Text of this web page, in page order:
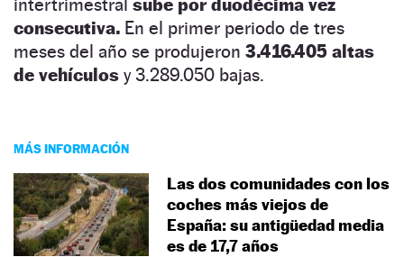
intertrimestral sube por duodécima vez
consecutiva. En el primer periodo de tres
meses del año se produjeron 3.416.405 altas
de vehículos y 3.289.050 bajas.
MÁS INFORMACIÓN
Las dos comunidades con los
coches más viejos de
España: su antigüedad media
es de 17,7 años